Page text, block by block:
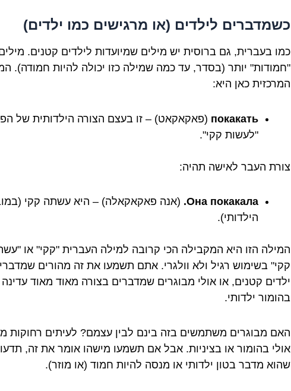
כשמדברים לילדים (או מרגישים כמו ילדים)
כמו בעברית, גם ברוסית יש מילים שמיועדות לילדים קטנים.
"חמודות" יותר (בסדר, עד כמה שמילה כזו יכולה להיות חמודה).
המרכזית כאן היא:
покакать (פאקאקאט) – זו בעצם הצורה הילדותית של
"לעשות קקי".
צורת העבר לאישה תהיה:
Она покакала. (אנה פאקאקאלה) – היא עשתה קקי
הילדותי).
המילה הזו היא המקבילה הכי קרובה למילה העברית "קקי" או
קקי" בשימוש רגיל ולא וולגרי. אתם תשמעו את זה מהורים
ילדים קטנים, או אולי מבוגרים שמדברים בצורה מאוד מאוד עדינה
בהומור ילדותי.
האם מבוגרים משתמשים בזה בינם לבין עצמם? לעיתים רחוקות
אולי בהומור או בציניות. אבל אם תשמעו מישהו אומר את זה, תדעו
שהוא מדבר בטון ילדותי או מנסה להיות חמוד (או מוזר).